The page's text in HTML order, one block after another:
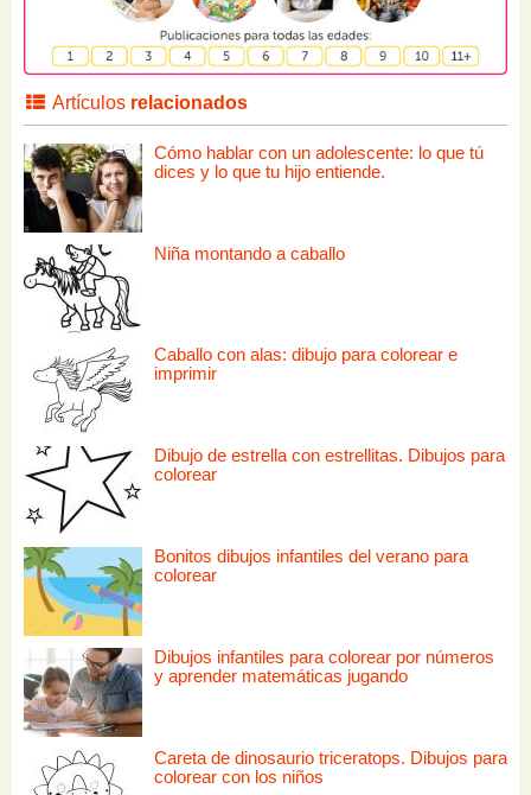
Artículos relacionados
Cómo hablar con un adolescente: lo que tú
dices y lo que tu hijo entiende.
Niña montando a caballo
Caballo con alas: dibujo para colorear e
imprimir
Dibujo de estrella con estrellitas. Dibujos para
colorear
Bonitos dibujos infantiles del verano para
colorear
Dibujos infantiles para colorear por números
y aprender matemáticas jugando
Careta de dinosaurio triceratops. Dibujos para
colorear con los niños